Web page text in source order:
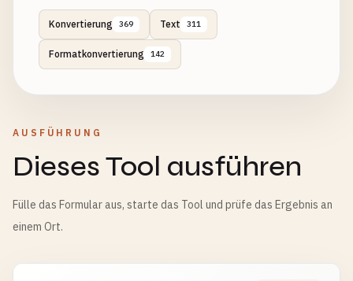
Konvertierung 369 Text 311
Formatkonvertierung 142
AUSFÜHRUNG
Dieses Tool ausführen
Fülle das Formular aus, starte das Tool und prüfe das Ergebnis an
einem Ort.